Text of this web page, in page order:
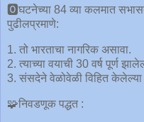
🅾घटनेच्या 84 व्या कलमात
पुढीलप्रमाणे:
1. तो भारताचा नागरिक असावा.
2. त्याच्या वयाची 30 वर्ष पूर्ण
3. संसदेने वेळोवेळी विहित केलेल्या
🧩निवडणूक पद्धत :